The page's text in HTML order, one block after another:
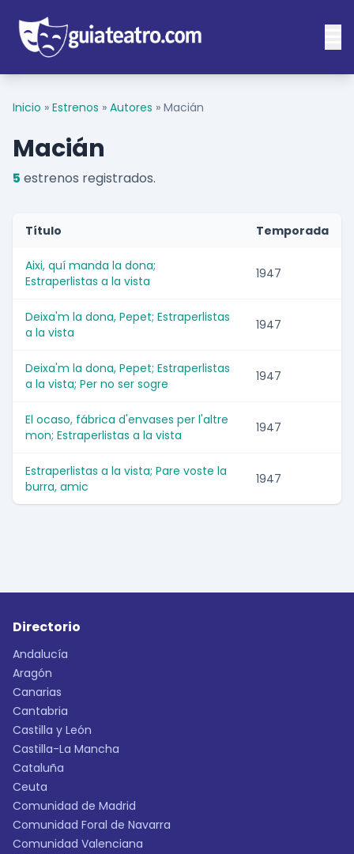
Inicio » Estrenos » Autores » Macián
Macián
5 estrenos registrados.
Título Temporada
Aixi, quí manda la dona;
Estraperlistas a la vista
1947
Deixa'm la dona, Pepet; Estraperlistas
a la vista
1947
Deixa'm la dona, Pepet; Estraperlistas
a la vista; Per no ser sogre
1947
El ocaso, fábrica d'envases per l'altre
mon; Estraperlistas a la vista
1947
Estraperlistas a la vista; Pare voste la
burra, amic
1947
Directorio
Andalucía
Aragón
Canarias
Cantabria
Castilla y León
Castilla-La Mancha
Cataluña
Ceuta
Comunidad de Madrid
Comunidad Foral de Navarra
Comunidad Valenciana